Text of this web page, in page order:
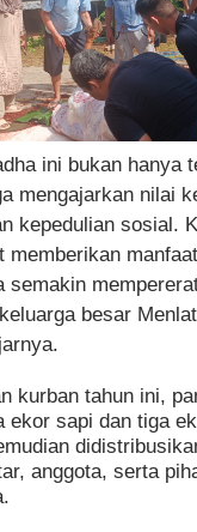
ini bukan hanya
mengajarkan nilai
kepedulian sosial.
memberikan
semakin
besar
kurban tahun ini,
ekor sapi dan tiga
anggota, serta